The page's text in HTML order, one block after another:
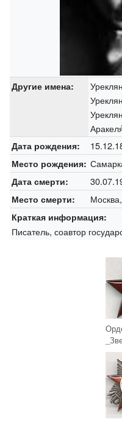
Другие имена:
Дата рождения:
Место рождения:
Дата смерти:
Место смерти:
Краткая информация:
Писатель, соавтор